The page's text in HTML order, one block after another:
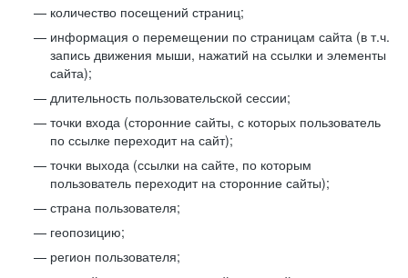
количество посещений страниц;
информация о перемещении по страницам сайта (в т.ч.
запись движения мыши, нажатий на ссылки и элементы
сайта);
длительность пользовательской сессии;
точки входа (сторонние сайты, с которых пользователь
по ссылке переходит на сайт);
точки выхода (ссылки на сайте, по которым
пользователь переходит на сторонние сайты);
страна пользователя;
геопозицию;
регион пользователя;